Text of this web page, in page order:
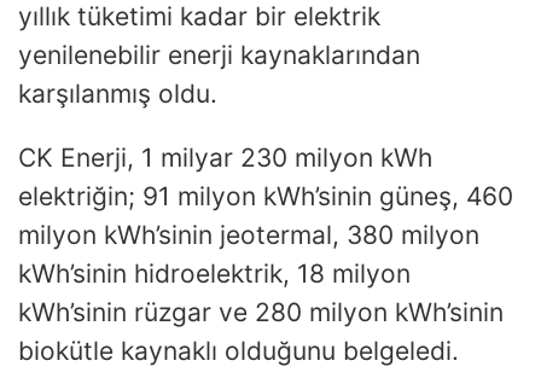
yıllık tüketimi kadar bir elektrik
yenilenebilir enerji kaynaklarından
karşılanmış oldu.
CK Enerji, 1 milyar 230 milyon kWh
elektriğin; 91 milyon kWh’sinin güneş, 460
milyon kWh’sinin jeotermal, 380 milyon
kWh’sinin hidroelektrik, 18 milyon
kWh’sinin rüzgar ve 280 milyon kWh’sinin
biokütle kaynaklı olduğunu belgeledi.